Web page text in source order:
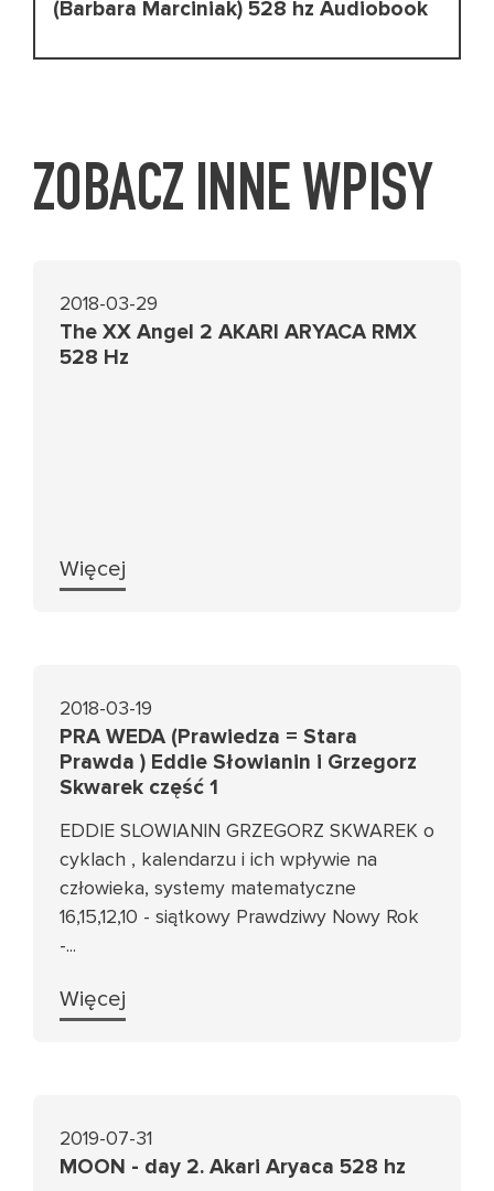
(Barbara Marciniak) 528 hz Audiobook
ZOBACZ INNE WPISY
2018-03-29
The XX Angel 2 AKARI ARYACA RMX
528 Hz
Więcej
2018-03-19
PRA WEDA (Prawiedza = Stara
Prawda ) Eddie Słowianin i Grzegorz
Skwarek część 1
EDDIE SLOWIANIN GRZEGORZ SKWAREK o
cyklach , kalendarzu i ich wpływie na
człowieka, systemy matematyczne
16,15,12,10 - siątkowy Prawdziwy Nowy Rok
-...
Więcej
2019-07-31
MOON - day 2. Akari Aryaca 528 hz